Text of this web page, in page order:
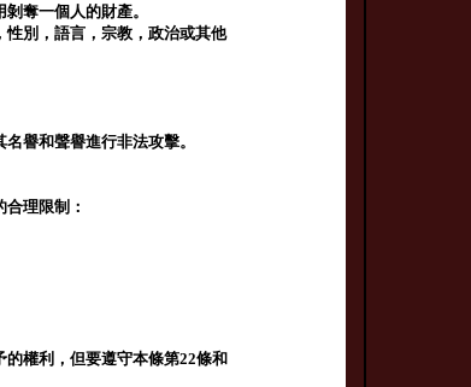
奪一個人的財產。
性別，語言，宗教，政治或其他
譽和聲譽進行非法攻擊。
理限制：
權利，但要遵守本條第22條和